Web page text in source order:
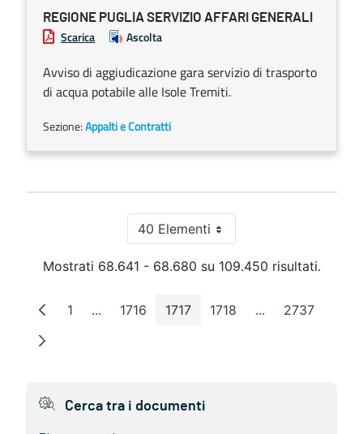
REGIONE PUGLIA SERVIZIO AFFARI GENERALI
Scarica Ascolta
Avviso di aggiudicazione gara servizio di trasporto
di acqua potabile alle Isole Tremiti.
Sezione:Appalti e Contratti
40 ElementiPer pagina
Mostrati 68.641 - 68.680 su 109.450 risultati.
Pagina
1 ...Pagine intermedie
Pagina
1716 Pagina
1717 Pagina
1718 ...PaginePagina
2737
Cerca tra i documenti